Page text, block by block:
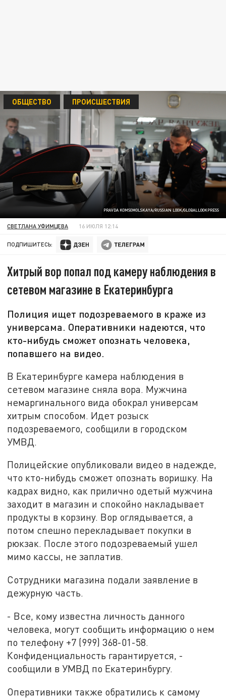
PRAVDA KOMSOMOLSKAYA/RUSSIAN LOOK/GLOBALLOOKPRESS
ОБЩЕСТВО ПРОИСШЕСТВИЯ
СВЕТЛАНА УФИМЦЕВА 16 ИЮЛЯ 12:14
ПОДПИШИТЕСЬ:
Хитрый вор попал под камеру наблюдения в
сетевом магазине в Екатеринбурга
Полиция ищет подозреваемого в краже из
универсама. Оперативники надеются, что
кто-нибудь сможет опознать человека,
попавшего на видео.
В Екатеринбурге камера наблюдения в
сетевом магазине сняла вора. Мужчина
немаргинального вида обокрал универсам
хитрым способом. Идет розыск
подозреваемого, сообщили в городском
УМВД.
Полицейские опубликовали видео в надежде,
что кто-нибудь сможет опознать воришку. На
кадрах видно, как прилично одетый мужчина
заходит в магазин и спокойно накладывает
продукты в корзину. Вор оглядывается, а
потом спешно перекладывает покупки в
рюкзак. После этого подозреваемый ушел
мимо кассы, не заплатив.
Сотрудники магазина подали заявление в
дежурную часть.
- Все, кому известна личность данного
человека, могут сообщить информацию о нем
по телефону +7 (999) 368-01-58.
Конфиденциальность гарантируется, -
сообщили в УМВД по Екатеринбургу.
Оперативники также обратились к самому